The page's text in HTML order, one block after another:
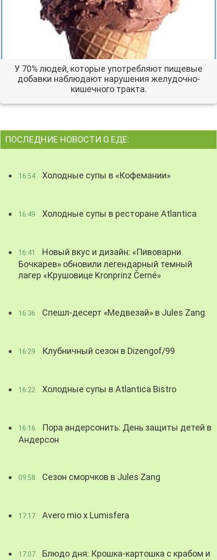
У 70% людей, которые употребляют пищевые
добавки наблюдают нарушения желудочно-
кишечного тракта.
ПОСЛЕДНИЕ НОВОСТИ О ЕДЕ:
16:54 Холодные супы в «Кофемании»
16:49 Холодные супы в ресторане Atlantica
16:41
Новый вкус и дизайн: «Пивоварни
Бочкарев» обновили легендарный темный
лагер «Крушовице Kronprinz Černé»
16:36 Спешл-десерт «Медвезай» в Jules Zang
16:29 Клубничный сезон в Dizengof/99
16:22 Холодные супы в Atlantica Bistro
16:16
Пора андерсонить: День защиты детей в
Андерсон
09:58 Сезон сморчков в Jules Zang
17:17 Avero mio x Lumisfera
17:07
Блюдо дня: Крошка-картошка с крабом и